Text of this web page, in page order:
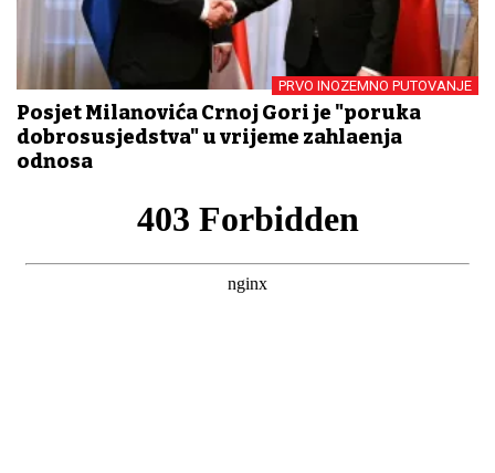
PRVO INOZEMNO PUTOVANJE
Posjet Milanovića Crnoj Gori je "poruka
dobrosusjedstva" u vrijeme zahlađenja
odnosa